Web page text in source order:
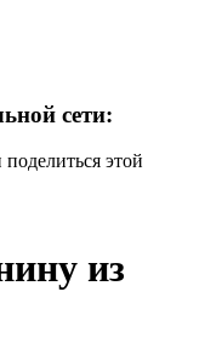
сети:
этой
из